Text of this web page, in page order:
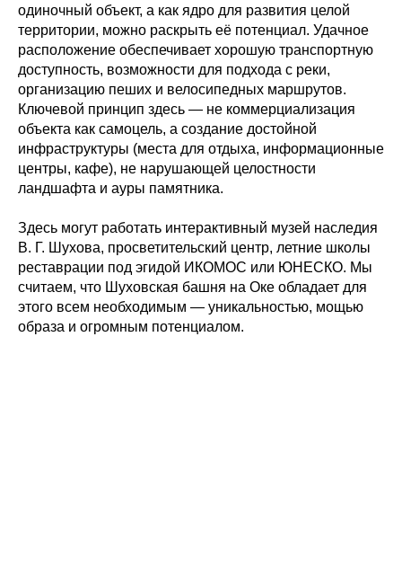
одиночный объект, а как ядро для развития целой
территории, можно раскрыть её потенциал. Удачное
расположение обеспечивает хорошую транспортную
доступность, возможности для подхода с реки,
организацию пеших и велосипедных маршрутов.
Ключевой принцип здесь — не коммерциализация
объекта как самоцель, а создание достойной
инфраструктуры (места для отдыха, информационные
центры, кафе), не нарушающей целостности
ландшафта и ауры памятника.
Здесь могут работать интерактивный музей наследия
В. Г. Шухова, просветительский центр, летние школы
реставрации под эгидой ИКОМОС или ЮНЕСКО. Мы
считаем, что Шуховская башня на Оке обладает для
этого всем необходимым — уникальностью, мощью
образа и огромным потенциалом.